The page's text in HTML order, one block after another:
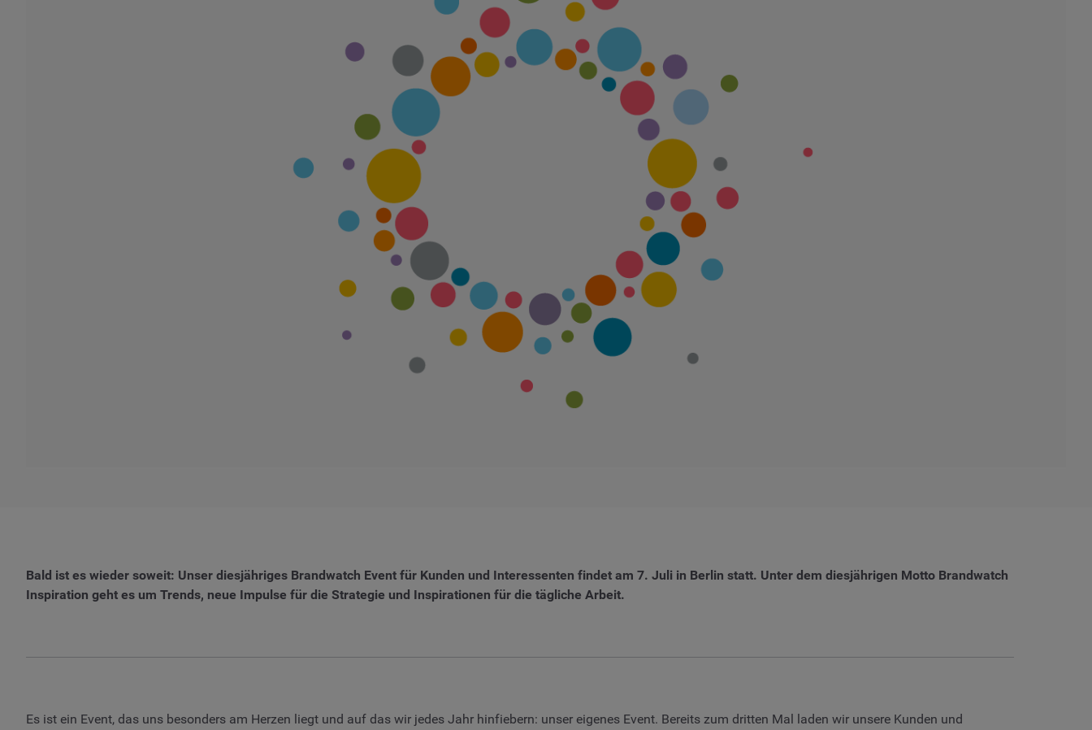
Bald ist es wieder soweit: Unser diesjähriges Brandwatch Event für Kunden und Interessenten findet am 7. Juli in Berlin statt. Unter dem diesjährigen Motto Brandwatch
Inspiration geht es um Trends, neue Impulse für die Strategie und Inspirationen für die tägliche Arbeit.
Es ist ein Event, das uns besonders am Herzen liegt und auf das wir jedes Jahr hinfiebern: unser eigenes Event. Bereits zum dritten Mal laden wir unsere Kunden und